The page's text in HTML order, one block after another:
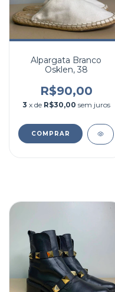
Alpargata Branco
Osklen, 38
R$90,00
3 x de R$30,00 sem juros
COMPRAR